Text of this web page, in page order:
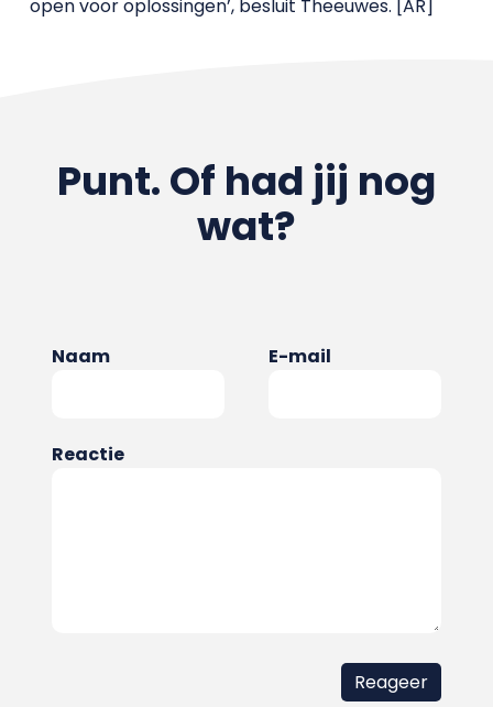
open voor oplossingen’, besluit Theeuwes. [AR]
Punt. Of had jij nog
wat?
Naam E-mail
Reactie